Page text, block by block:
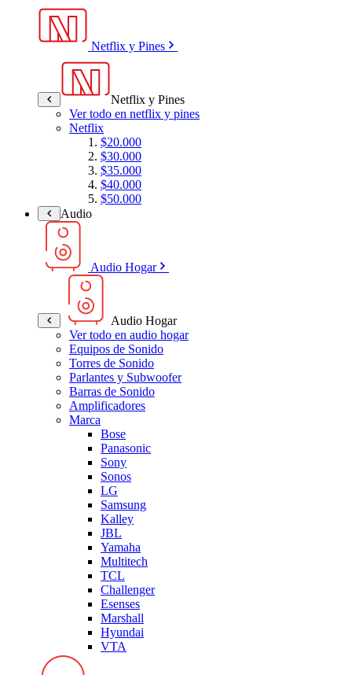
Netflix y Pines
Netflix y Pines
Ver todo en netflix y pines
Netflix
$20.000
$30.000
$35.000
$40.000
$50.000
Audio
Audio Hogar
Audio Hogar
Ver todo en audio hogar
Equipos de Sonido
Torres de Sonido
Parlantes y Subwoofer
Barras de Sonido
Amplificadores
Marca
Bose
Panasonic
Sony
Sonos
LG
Samsung
Kalley
JBL
Yamaha
Multitech
TCL
Challenger
Esenses
Marshall
Hyundai
VTA